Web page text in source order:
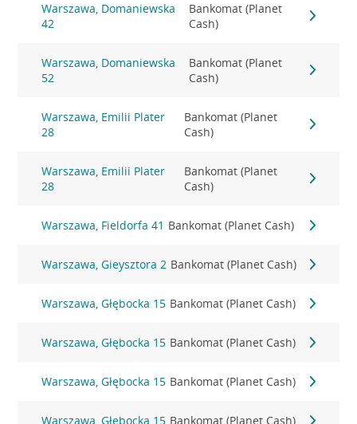
Warszawa, Domaniewska
42
Bankomat (Planet
Cash)
Warszawa, Domaniewska
52
Bankomat (Planet
Cash)
Warszawa, Emilii Plater
28
Bankomat (Planet
Cash)
Warszawa, Emilii Plater
28
Bankomat (Planet
Cash)
Warszawa, Fieldorfa 41 Bankomat (Planet Cash)
Warszawa, Gieysztora 2 Bankomat (Planet Cash)
Warszawa, Głębocka 15 Bankomat (Planet Cash)
Warszawa, Głębocka 15 Bankomat (Planet Cash)
Warszawa, Głębocka 15 Bankomat (Planet Cash)
Warszawa, Głębocka 15 Bankomat (Planet Cash)